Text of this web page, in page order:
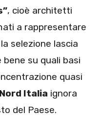
, cioè architetti
a rappresentare
selezione lascia
bene su quali basi
quasi
Nord Italia ignora
del Paese.